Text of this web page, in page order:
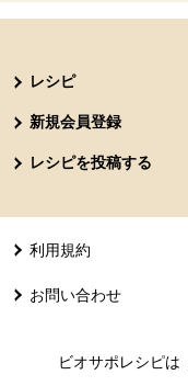
レシピ
新規会員登録
レシピを投稿する
利用規約
お問い合わせ
ビオサポレシピは